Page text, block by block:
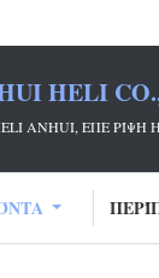
HELI
ANHUI, ΕΠΕ